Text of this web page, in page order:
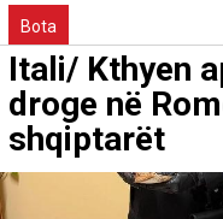
Bota
Itali/ Kthyen
droge në
shqiptarët